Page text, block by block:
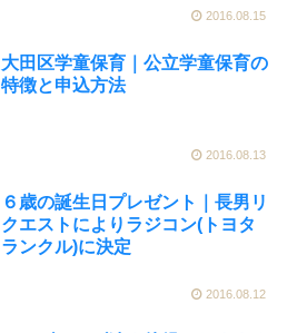
2016.08.15
大田区学童保育｜公立学童保育の
特徴と申込方法
2016.08.13
６歳の誕生日プレゼント｜長男リ
クエストによりラジコン(トヨタ
ランクル)に決定
2016.08.12